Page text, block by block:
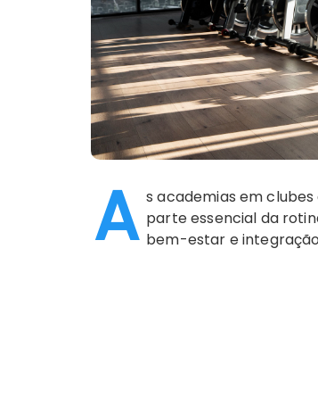
A s academias em
parte essencial da
bem-estar e